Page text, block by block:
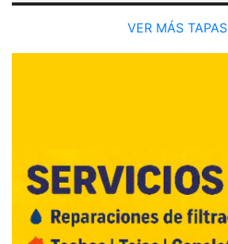
VER MÁS TAPAS